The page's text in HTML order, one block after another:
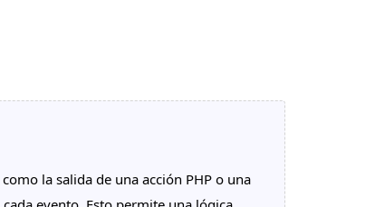
la salida de una acción PHP o una